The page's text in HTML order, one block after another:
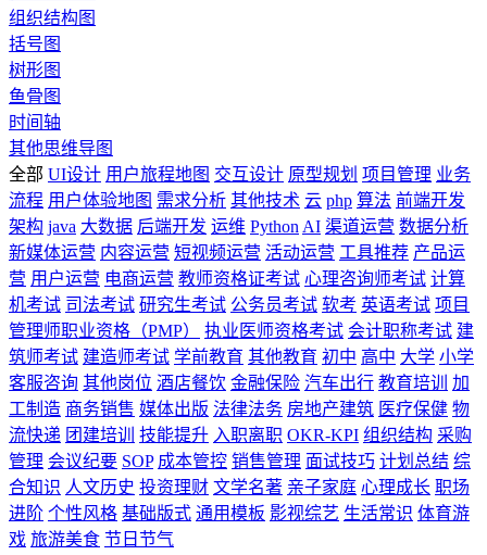
组织结构图
括号图
树形图
鱼骨图
时间轴
其他思维导图
全部 UI设计 用户旅程地图 交互设计 原型规划 项目管理 业务
流程 用户体验地图 需求分析 其他技术 云 php 算法 前端开发
架构 java 大数据 后端开发 运维 Python AI 渠道运营 数据分析
新媒体运营 内容运营 短视频运营 活动运营 工具推荐 产品运
营 用户运营 电商运营 教师资格证考试 心理咨询师考试 计算
机考试 司法考试 研究生考试 公务员考试 软考 英语考试 项目
管理师职业资格（PMP）
执业医师资格考试 会计职称考试 建
筑师考试 建造师考试 学前教育 其他教育 初中 高中 大学 小学
客服咨询 其他岗位 酒店餐饮 金融保险 汽车出行 教育培训
加
工制造 商务销售 媒体出版 法律法务 房地产建筑 医疗保健 物
流快递 团建培训 技能提升 入职离职 OKR-KPI 组织结构 采购
管理 会议纪要 SOP 成本管控 销售管理 面试技巧 计划总结 综
合知识 人文历史 投资理财 文学名著 亲子家庭 心理成长 职场
进阶 个性风格 基础版式 通用模板 影视综艺 生活常识 体育游
戏 旅游美食 节日节气